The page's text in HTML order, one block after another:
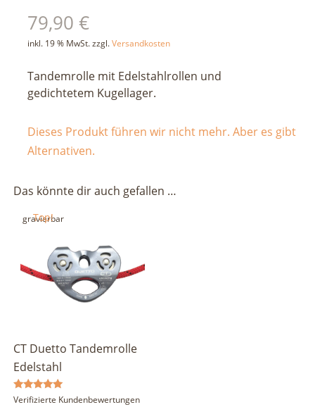
79,90 €
inkl. 19 % MwSt. zzgl.Versandkosten
Tandemrolle mit Edelstahlrollen und
gedichtetem Kugellager.
Dieses Produkt führen wir nicht mehr. Aber es gibt
Alternativen.
Das könnte dir auch gefallen …
gravierbar
Top!
CT Duetto Tandemrolle
Edelstahl
Bewertet
Verifizierte Kundenbewertungen